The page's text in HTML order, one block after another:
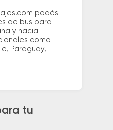
podés
de bus para
y hacia
como
Paraguay,
tu